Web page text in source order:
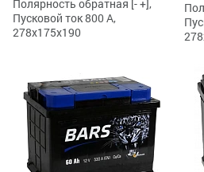
Полярность обратная [- +],
Пусковой ток 800 А,
278x175x190